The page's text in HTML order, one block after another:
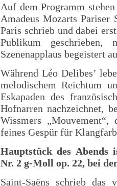
Auf dem Programm
Amadeus Mozarts
Paris schrieb und dabei
Publikum
Szenenapplaus begeistert
Während Léo Delibes’
melodischem Reichtum
Eskapaden des
Hofnarren nachzeichnet,
Wissmers
feines Gespür für
Hauptstück des Abends
Nr. 2 g-Moll op. 22, bei
Saint-Saëns schrieb das